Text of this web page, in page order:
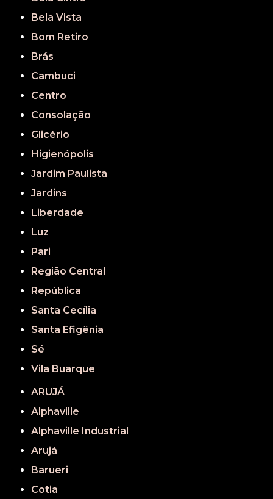
Bela Vista
Bom Retiro
Brás
Cambuci
Centro
Consolação
Glicério
Higienópolis
Jardim Paulista
Jardins
Liberdade
Luz
Pari
Região Central
República
Santa Cecília
Santa Efigênia
Sé
Vila Buarque
ARUJÁ
Alphaville
Alphaville Industrial
Arujá
Barueri
Cotia